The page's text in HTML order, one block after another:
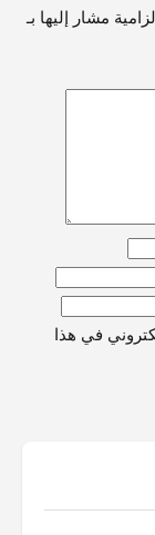
مشار إليها بـ
في هذا